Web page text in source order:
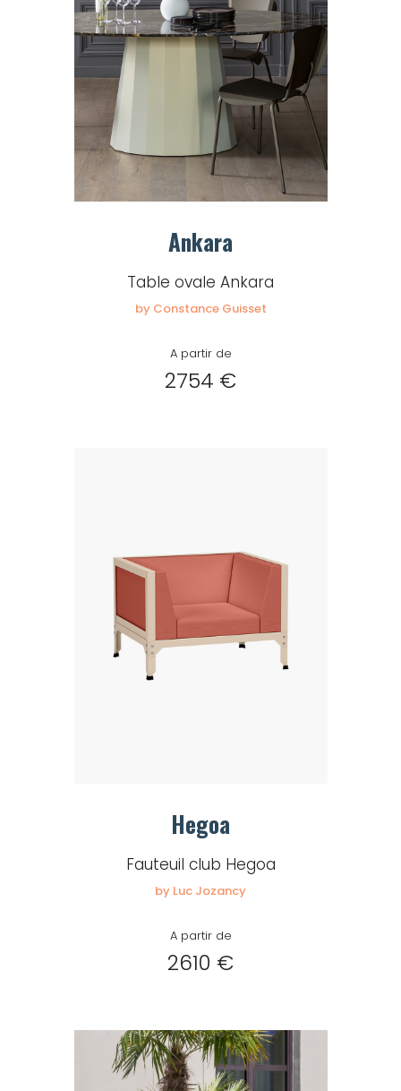
Ankara
Table ovale Ankara
by Constance Guisset
A partir de
2754 €
Hegoa
Fauteuil club Hegoa
by Luc Jozancy
A partir de
2610 €